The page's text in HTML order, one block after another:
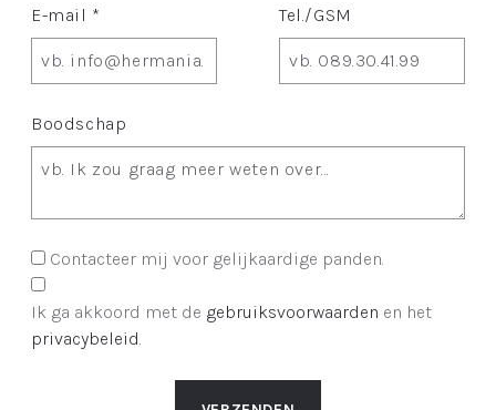
E-mail * Tel./GSM
Boodschap
Contacteer mij voor gelijkaardige panden.
Ik ga akkoord met de gebruiksvoorwaarden en het
privacybeleid.